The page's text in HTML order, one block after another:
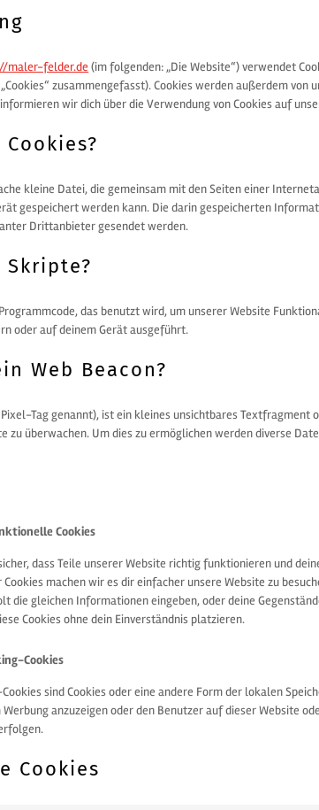
maler-felder.de (im folgenden: „Die Website“) verwendet
zusammengefasst). Cookies werden außerdem
wir dich über die Verwendung von Cookies auf
kleine Datei, die gemeinsam mit den Seiten einer
gespeichert werden kann. Die darin gespeicherten
Drittanbieter gesendet werden.
Skripte?
das benutzt wird, um unserer Website
oder auf deinem Gerät ausgeführt.
Web Beacon?
Tag genannt), ist ein kleines unsichtbares
zu überwachen. Um dies zu ermöglichen werden diverse
Cookies
dass Teile unserer Website richtig funktionieren und
machen wir es dir einfacher unsere Website zu
die gleichen Informationen eingeben, oder deine
Cookies ohne dein Einverständnis platzieren.
Cookies
sind Cookies oder eine andere Form der lokalen
anzuzeigen oder den Benutzer auf dieser Website
Cookies